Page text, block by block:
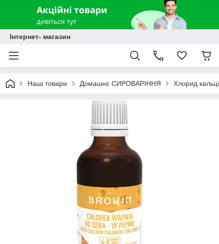
Інтернет- магазин
Наші товари Домашнє СИРОВАРІННЯ Хлорид